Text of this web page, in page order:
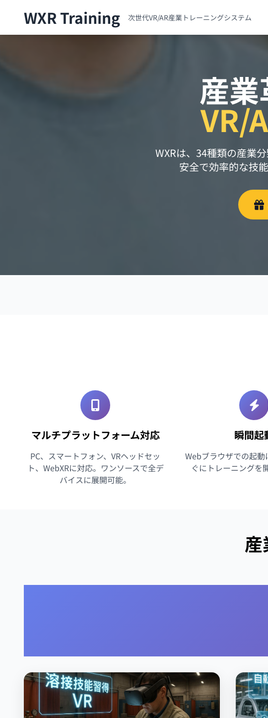
WXR Training 次世代VR/AR産業トレーニングシステム
産
VR/
WXRは、34種類の産業
安全で効率的な技
マルチプラットフォーム対応
PC、スマートフォン、VRヘッドセッ
ト、WebXRに対応。ワンソースで全デ
バイスに展開可能。
瞬間起
Webブラウザでの起動
ぐにトレーニングを
産